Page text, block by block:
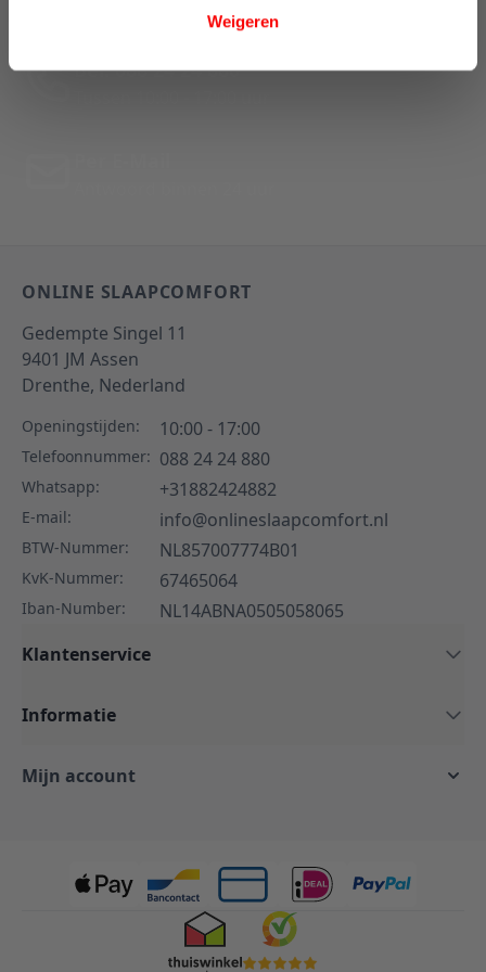
Weigeren
Bel: 088 24 24 880
ONLINE SLAAPCOMFORT
Gedempte Singel 11
9401 JM Assen
Drenthe, Nederland
Openingstijden: 10:00 - 17:00
Telefoonnummer: 088 24 24 880
Whatsapp: +31882424882
E-mail: info@onlineslaapcomfort.nl
BTW-Nummer: NL857007774B01
KvK-Nummer: 67465064
Iban-Number:
NL14ABNA0505058065
Klantenservice
Informatie
Mijn account